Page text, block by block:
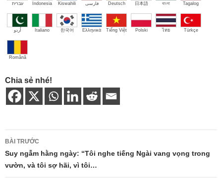
עברית Indonesia Kiswahili فارسی Deutsch 日本語 বাংলা Tagalog
اُردو Italiano 한국어 Ελληνικά Tiếng Việt Polski ไทย Türkçe
Română
Chia sẻ nhé!
Điều
hướng
bài
BÀI TRƯỚC
Suy ngẫm hằng ngày: “Tôi nghe tiếng Ngài vang vọng trong
vườn, và tôi sợ hãi, vì tôi…